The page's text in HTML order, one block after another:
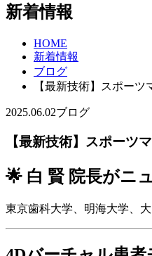
新着情報
HOME
新着情報
ブログ
【最新技術】スポーツ
2025.06.02ブログ
【最新技術】スポーツ
🌟 白 賢 院長がニ
東京歯科大学、明海大学、